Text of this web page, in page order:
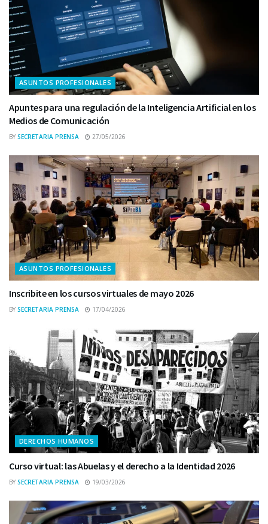
ASUNTOS PROFESIONALES
Apuntes para una regulación de la Inteligencia Artificial en los
Medios de Comunicación
BY SECRETARIA PRENSA 27/05/2026
ASUNTOS PROFESIONALES
Inscribite en los cursos virtuales de mayo 2026
BY SECRETARIA PRENSA 17/04/2026
DERECHOS HUMANOS
Curso virtual: las Abuelas y el derecho a la Identidad 2026
BY SECRETARIA PRENSA 19/03/2026